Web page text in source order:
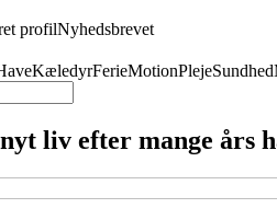
profilNyhedsbrevet
KæledyrFerieMotionPlejeSundhed
liv efter mange års